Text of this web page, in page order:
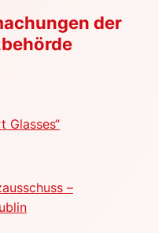
der
Glasses“
–